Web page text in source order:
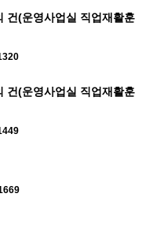
건(운영사업실 직업재활훈
건(운영사업실 직업재활훈